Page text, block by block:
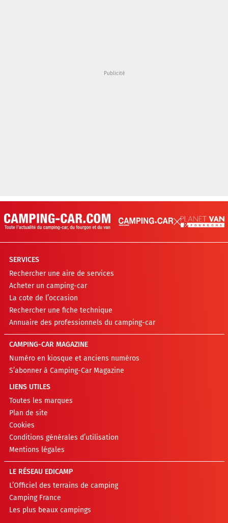
SERVICES
Rechercher une aire de services
Acheter un camping-car
La cote de l’occasion
Rechercher une fiche technique
Annuaire des professionnels du camping-car
CAMPING-CAR MAGAZINE
Numéro en kiosque et anciens numéros
S’abonner à Camping-Car Magazine
LIENS UTILES
Toutes les marques
Plan de site
Cookies
Conditions générales d’utilisation
Mentions légales
LE RÉSEAU EDICAMP
L’Officiel des terrains de camping
Camping France
Les plus beaux campings